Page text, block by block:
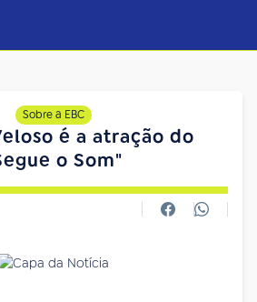
Sobre a EBC
é a atração do
o Som"